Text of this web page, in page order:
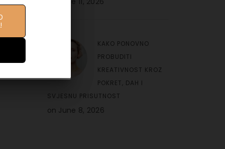
KAKO PONOVNO
PROBUDITI
KREATIVNOST KROZ
POKRET, DAH I
SVJESNU PRISUTNOST
on June 8, 2026